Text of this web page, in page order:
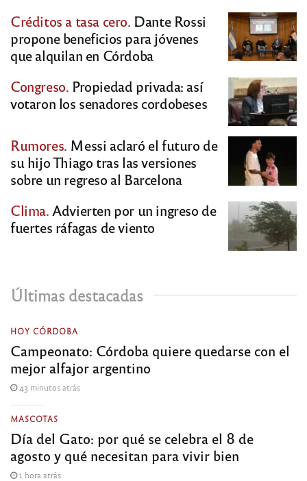
Créditos a tasa cero. Dante Rossi
propone beneficios para jóvenes
que alquilan en Córdoba
Congreso. Propiedad privada: así
votaron los senadores cordobeses
Rumores. Messi aclaró el futuro de
su hijo Thiago tras las versiones
sobre un regreso al Barcelona
Clima. Advierten por un ingreso de
fuertes ráfagas de viento
Últimas destacadas
HOY CÓRDOBA
Campeonato: Córdoba quiere quedarse con el
mejor alfajor argentino
43 minutos atrás
MASCOTAS
Día del Gato: por qué se celebra el 8 de
agosto y qué necesitan para vivir bien
1 hora atrás